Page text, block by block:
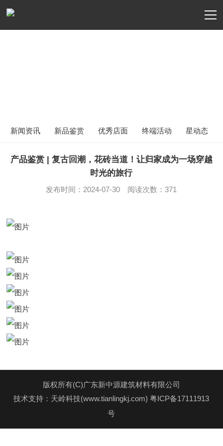
新闻资讯 新品鉴赏 优秀店面 终端活动 星动态
产品鉴赏 | 复古回潮，花砖当道！让归家成为一场穿越
时光的旅行
发布时间：2024-07-30 阅读次数：371
版权所有(C)广东新中源建筑材料有限公司
技术支持：天岭科技(www.tianlingkj.com)粤ICP备17111913
号